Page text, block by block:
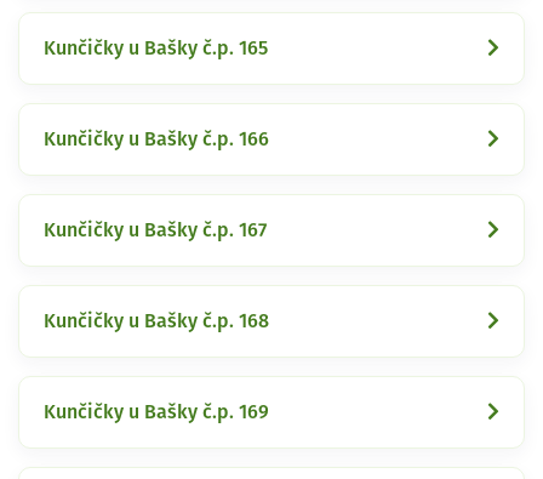
Kunčičky u Bašky č.p. 165
Kunčičky u Bašky č.p. 166
Kunčičky u Bašky č.p. 167
Kunčičky u Bašky č.p. 168
Kunčičky u Bašky č.p. 169